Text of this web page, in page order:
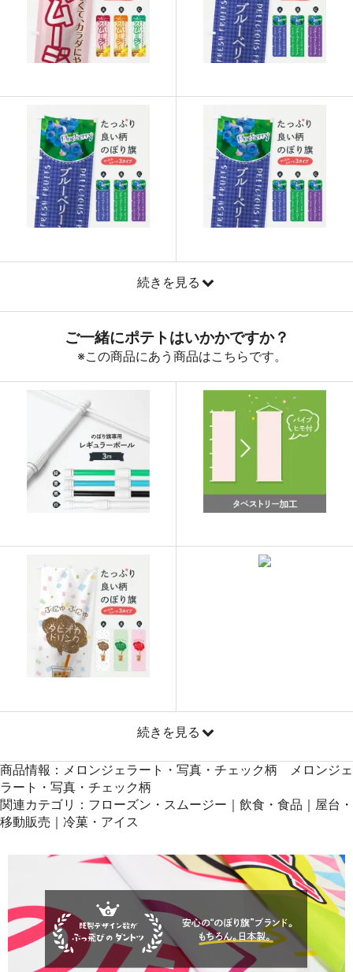
26 911 23686
27 909 24543
29 905 26245
30 902 27060
31 901 27931
32 899 28768
33 897 29601
893
888 32856
887 33706
39 34515
35320
41 880
42 878 36876
876 37668
45 874 39330
46 873
47 872
48 871
50 868 43400
続きを見る
続きを見る
商品情報：メロンジェラート・写真・チェック柄 メロンジェ
ラート・写真・チェック柄
関連カテゴリ：フローズン・スムージー｜飲食・食品｜屋台・
移動販売｜冷菓・アイス